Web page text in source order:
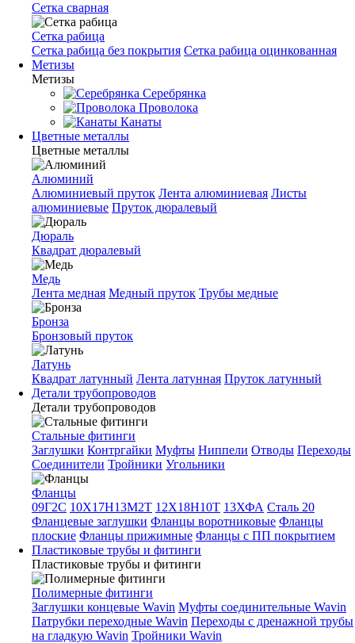
Сетка сварная
Сетка рабица
Сетка рабица без покрытия Сетка рабица оцинкованная
Метизы
Метизы
Серебрянка
Проволока
Канаты
Цветные металлы
Цветные металлы
Алюминий
Алюминиевый пруток Лента алюминиевая Листы
алюминиевые Пруток дюралевый
Дюраль
Квадрат дюралевый
Медь
Лента медная Медный пруток Трубы медные
Бронза
Бронзовый пруток
Латунь
Квадрат латунный Лента латунная Пруток латунный
Детали трубопроводов
Детали трубопроводов
Стальные фитинги
Заглушки Контргайки Муфты Ниппели Отводы Переходы
Соединители Тройники Угольники
Фланцы
09Г2С 10Х17Н13М2Т 12Х18Н10Т 13ХФА Сталь 20
Фланцевые заглушки Фланцы воротниковые Фланцы
плоские Фланцы прижимные Фланцы с ПП покрытием
Пластиковые трубы и фитинги
Пластиковые трубы и фитинги
Полимерные фитинги
Заглушки концевые Wavin Муфты соединительные Wavin
Патрубки переходные Wavin Переходы с дренажной трубы
на гладкую Wavin Тройники Wavin